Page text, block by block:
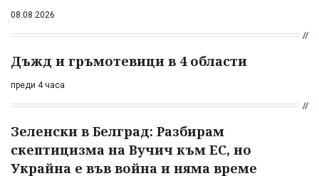
08.08.2026
Дъжд и гръмотевици в 4 области
преди 4 часа
Зеленски в Белград: Разбирам
скептицизма на Вучич към ЕС, но
Украйна е във война и няма време